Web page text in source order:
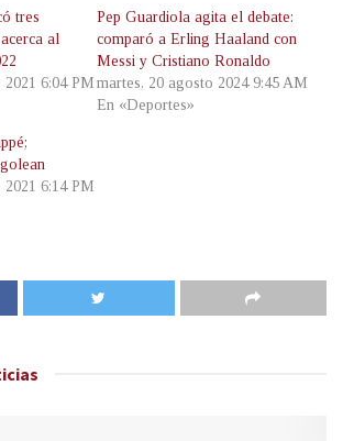
tres
al
2021 6:04 PM
Pep Guardiola agita el debate:
comparó a Erling Haaland con
Messi y Cristiano Ronaldo
martes, 20 agosto 2024 9:45 AM
En «Deportes»
2021 6:14 PM